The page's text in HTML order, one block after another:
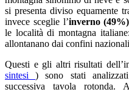
si presenta diviso equamente
invece sceglie l’inverno (49%)
le località di montagna
allontanano dai confini
Questi e gli altri risultati
sintesi) sono stati
successiva tavola rotonda.